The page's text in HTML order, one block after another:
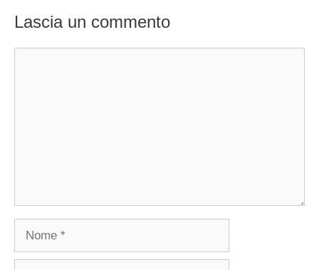
Lascia un commento
Nome